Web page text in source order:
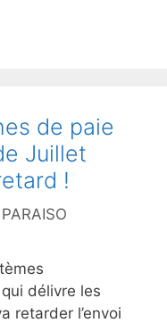
de paie
Juillet
!
délivre les
retarder l’envoi